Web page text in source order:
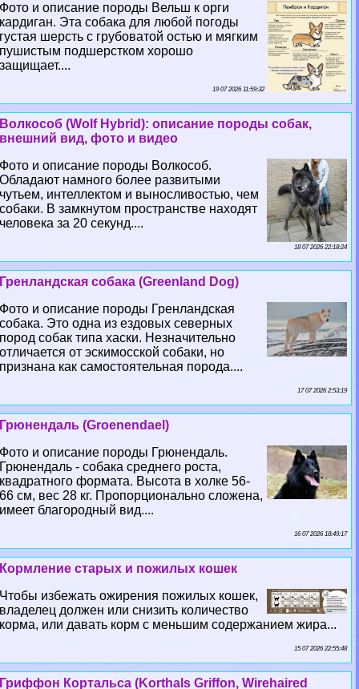
Фото и описание породы Вельш к opги
кардиган. Эта собака для любой погоды
густая шерсть с грубоватой остью и мягким
пушистым подшерстком хорошо
защищает....
19 07 2026 11:59:32
Волкособ (Wolf Hybrid): описание породы собак,
внешний вид, фото и видео
Фото и описание породы Волкособ.
Обладают намного более развитыми
чутьем, интеллектом и выносливостью, чем
собаки. В замкнутом прострaнcтве находят
человека за 20 секунд....
18 07 2026 22:18:24
Гренландская собака (Greenland Dog)
Фото и описание породы Гренландская
собака. Это одна из ездовых северных
пород собак типа хаски. Незначительно
отличается от эскимосской собаки, но
признана как самостоятельная порода....
17 07 2026 2:53:19
Грюнендаль (Groenendael)
Фото и описание породы Грюнендаль.
Грюнендаль - собака среднего роста,
квадратного формата. Высота в холке 56-
66 см, вес 28 кг. Пропорционально сложена,
имеет благородный вид....
16 07 2026 18:49:17
Кормление старых и пожилых кошек
Чтобы избежать ожирения пожилых кошек,
владелец должен или снизить количество
корма, или давать корм с меньшим содержанием жира...
15 07 2026 22:55:48
Гриффон Кортальса (Korthals Griffon, Wirehaired